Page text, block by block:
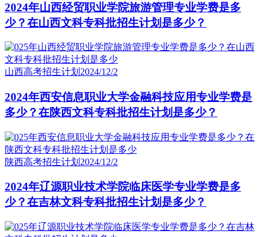
2024年山西经贸职业学院旅游管理专业学费是多
少？在山西文科专科批招生计划是多少？
山西高考招生计划 2024/12/2
2024年西安信息职业大学金融科技应用专业学费是
多少？在陕西文科专科批招生计划是多少？
陕西高考招生计划 2024/12/2
2024年辽源职业技术学院临床医学专业学费是多
少？在吉林文科专科批招生计划是多少？